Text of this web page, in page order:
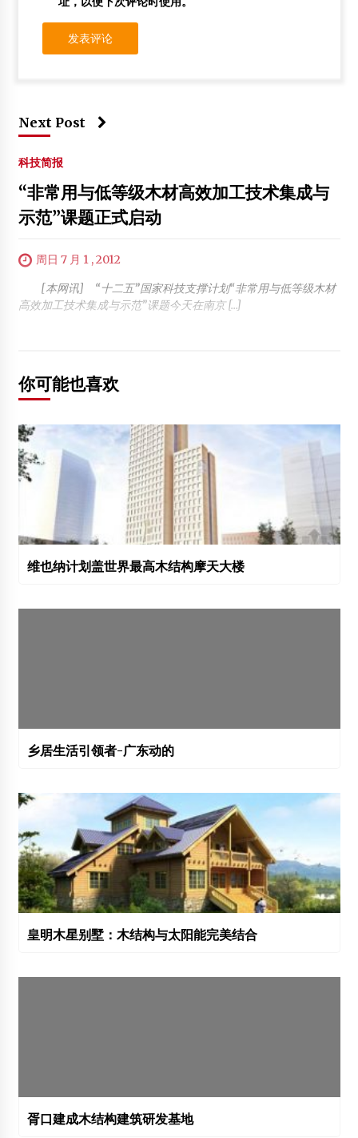
Next Post
科技简报
“非常用与低等级木材高效加工技术集成与
示范”课题正式启动
周日 7 月 1 , 2012
[本网讯] “十二五”国家科技支撑计划“非常用与低等级木材
高效加工技术集成与示范”课题今天在南京 […]
你可能也喜欢
维也纳计划盖世界最高木结构摩天大楼
乡居生活引领者-广东动的
皇明木星别墅：木结构与太阳能完美结合
胥口建成木结构建筑研发基地